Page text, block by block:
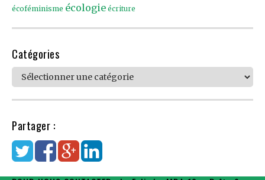
écoféminisme écologie écriture
Catégories
Catégories
Partager :